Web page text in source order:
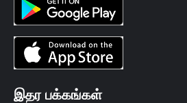
இதர பக்கங்கள்